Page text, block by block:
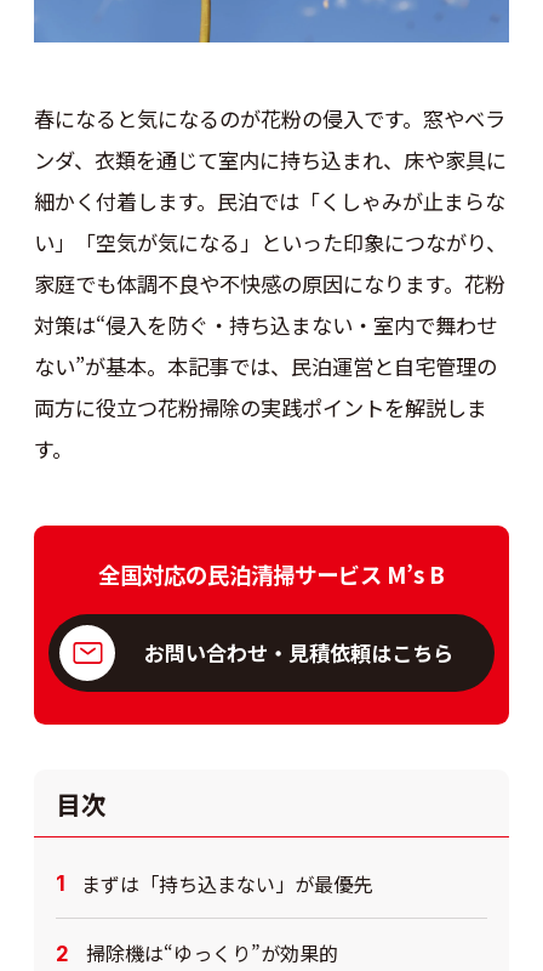
春になると気になるのが花粉の侵入です。窓やベラ
ンダ、衣類を通じて室内に持ち込まれ、床や家具に
細かく付着します。民泊では「くしゃみが止まらな
い」「空気が気になる」といった印象につながり、
家庭でも体調不良や不快感の原因になります。花粉
対策は“侵入を防ぐ・持ち込まない・室内で舞わせ
ない”が基本。本記事では、民泊運営と自宅管理の
両方に役立つ花粉掃除の実践ポイントを解説しま
す。
全国対応の民泊清掃サービス M’s B
お問い合わせ・見積依頼はこちら
目次
まずは「持ち込まない」が最優先
掃除機は“ゆっくり”が効果的